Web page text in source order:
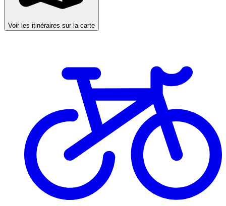
Voir les itinéraires sur la carte